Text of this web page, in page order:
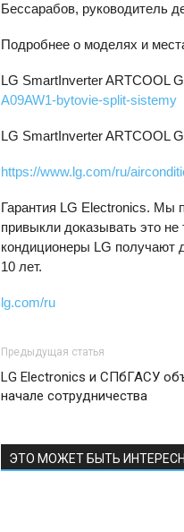
Бессарабов, руководитель
Подробнее о моделях и
LG SmartInverter ARTCOOL
A09AW1-bytovie-split-sistemy
LG SmartInverter ARTCOOL
https://www.lg.com/ru/
Гарантия LG Electronics. Мы
привыкли доказывать это
кондиционеры LG получают
10 лет.
lg.com/ru
Предыдущая статья
LG Electronics и СПбГАСУ
начале сотрудничества
ЭТО МОЖЕТ БЫТЬ